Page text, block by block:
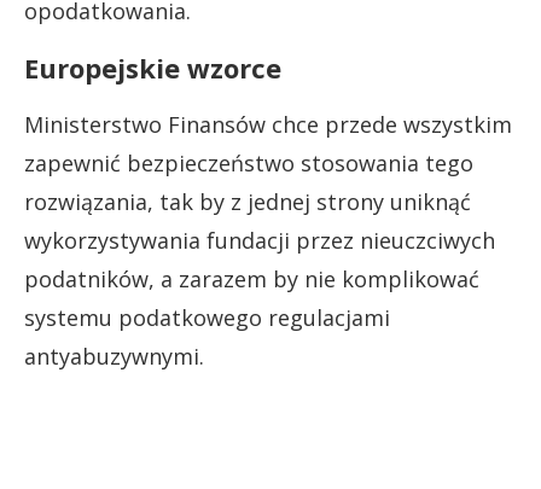
opodatkowania.
Europejskie wzorce
Ministerstwo Finansów chce przede wszystkim
zapewnić bezpieczeństwo stosowania tego
rozwiązania, tak by z jednej strony uniknąć
wykorzystywania fundacji przez nieuczciwych
podatników, a zarazem by nie komplikować
systemu podatkowego regulacjami
antyabuzywnymi.